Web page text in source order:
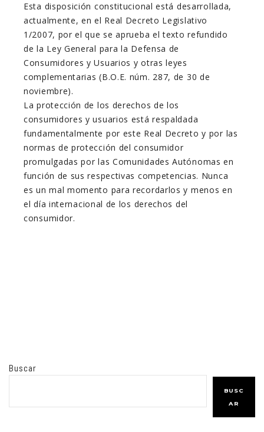
Esta disposición constitucional está desarrollada,
actualmente, en el Real Decreto Legislativo
1/2007, por el que se aprueba el texto refundido
de la Ley General para la Defensa de
Consumidores y Usuarios y otras leyes
complementarias (B.O.E. núm. 287, de 30 de
noviembre).
La protección de los derechos de los
consumidores y usuarios está respaldada
fundamentalmente por este Real Decreto y por las
normas de protección del consumidor
promulgadas por las Comunidades Autónomas en
función de sus respectivas competencias. Nunca
es un mal momento para recordarlos y menos en
el día internacional de los derechos del
consumidor.
Buscar
BUSC
AR